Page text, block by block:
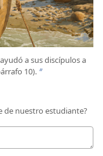
a sus discípulos a
10). b
de nuestro estudiante?